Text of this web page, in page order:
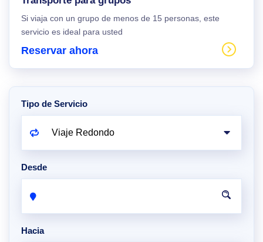
Si viaja con un grupo de menos de 15 personas, este
servicio es ideal para usted
Reservar ahora
Tipo de Servicio
Desde
Hacia